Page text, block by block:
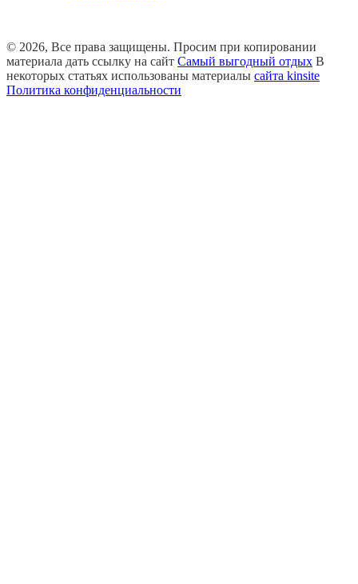
© 2026, Все права защищены. Просим при копировании
материала дать ссылку на сайт Самый выгодный отдых В
некоторых статьях использованы материалы сайта kinsite
Политика конфиденциальности